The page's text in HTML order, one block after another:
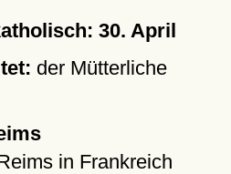
30. April
der Mütterliche
in Frankreich